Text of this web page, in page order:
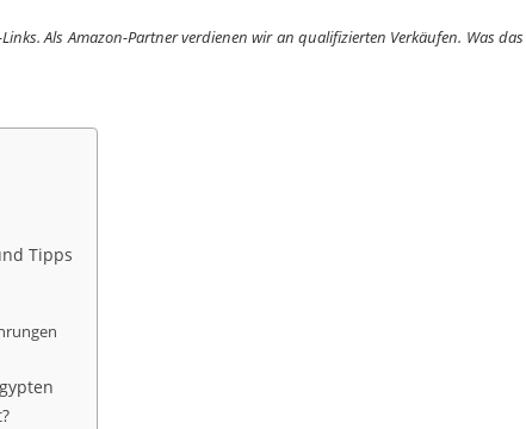
Als Amazon-Partner verdienen wir an qualifizierten Verkäufen. Was das
Tipps